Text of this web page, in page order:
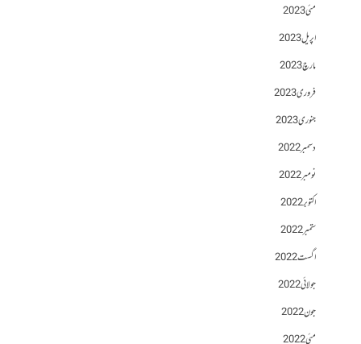
مئی 2023
اپریل 2023
مارچ 2023
فروری 2023
جنوری 2023
دسمبر 2022
نومبر 2022
اکتوبر 2022
ستمبر 2022
اگست 2022
جولائی 2022
جون 2022